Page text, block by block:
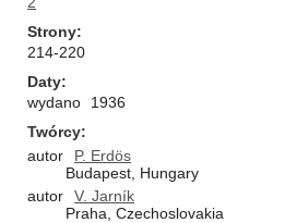
Strony
214-220
Daty
wydano
1936
Twórcy
autor
P. Erdös
Budapest, Hungary
autor
V. Jarník
Praha, Czechoslovakia